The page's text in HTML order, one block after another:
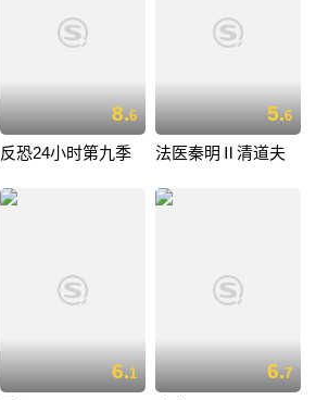
8.6
反恐24小时第九季
5.6
法医秦明Ⅱ清道夫
6.1 6.7